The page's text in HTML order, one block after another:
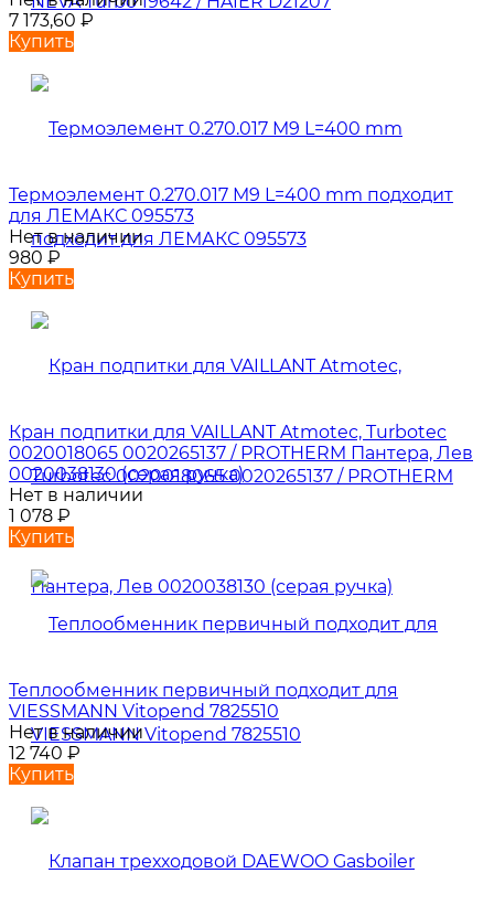
7 173,60 ₽
Купить
Термоэлемент 0.270.017 M9 L=400 mm подходит
для ЛЕМАКС 095573
Нет в наличии
980 ₽
Купить
Кран подпитки для VAILLANT Atmotec, Turbotec
0020018065 0020265137 / PROTHERM Пантера, Лев
0020038130 (серая ручка)
Нет в наличии
1 078 ₽
Купить
Теплообменник первичный подходит для
VIESSMANN Vitopend 7825510
Нет в наличии
12 740 ₽
Купить